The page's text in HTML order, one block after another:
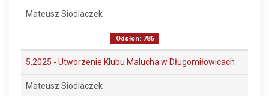
Mateusz Siodlaczek
Odsłon: 786
5.2025 - Utworzenie Klubu Malucha w Długomiłowicach
Mateusz Siodlaczek